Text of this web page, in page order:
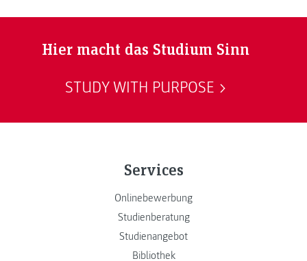
Hier macht das Studium Sinn
STUDY WITH PURPOSE
Services
Onlinebewerbung
Studienberatung
Studienangebot
Bibliothek